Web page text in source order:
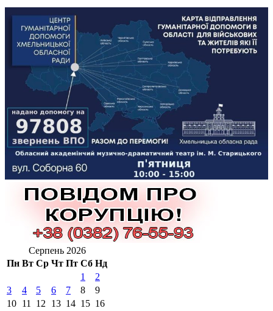
Серпень 2026
Пн Вт Ср Чт Пт Сб Нд
1
2
3
4 5 6 7 8
9
10 11 12 13 14 15 16